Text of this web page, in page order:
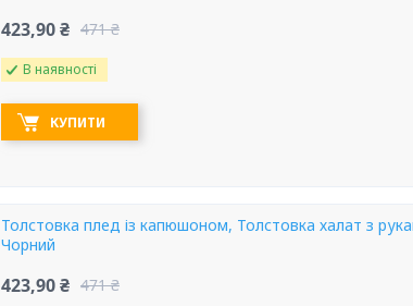
423,90 ₴ 471 ₴
В наявності
КУПИТИ
Толстовка плед із капюшоном, Толстовка халат з
Чорний
423,90 ₴ 471 ₴